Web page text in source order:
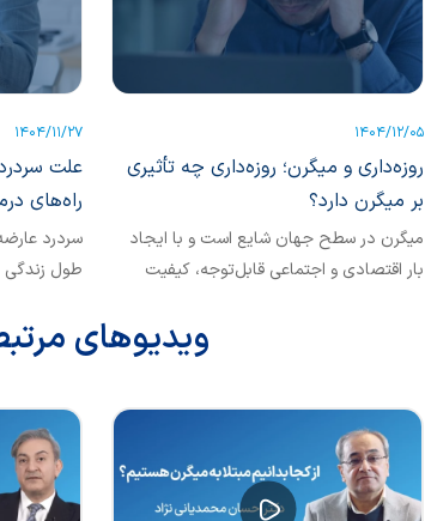
1404/12/05
روزه‌داری و میگرن؛ روزه‌داری چه تأثیری
بر میگرن دارد؟
میگرن در سطح جهان شایع است و با ایجاد
بار اقتصادی و اجتماعی قابل‌توجه، کیفیت
1404/11/27
علت
راه‌های
سردرد
طول زندگی
که ممکن
خفیف باشد.
درمان‌های
ویدیوهای